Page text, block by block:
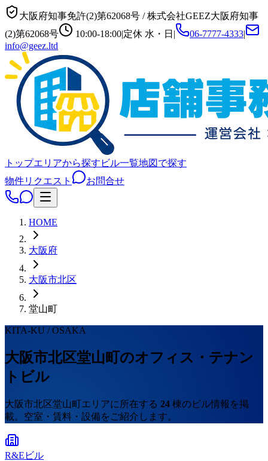
大阪府知事免許(2)第62068号 /株式会社GEEZ大阪府知事
(2)第62068号
10:00-18:00|定休 水・日 | 06-7777-4333|
info@geez.ltd
トップエリアから探す ビル一覧地図で探す
物件リクエスト
お問合せ
HOME
大阪府
大阪市北区
堂山町
KITA-KU / OSAKA
大阪市北区堂山町のオフィス・テナン
トビル
大阪市北区堂山町エリアに所在する 24 棟のビル情報を掲
載。空室・賃料・設備をご紹介します。
R&Eビル